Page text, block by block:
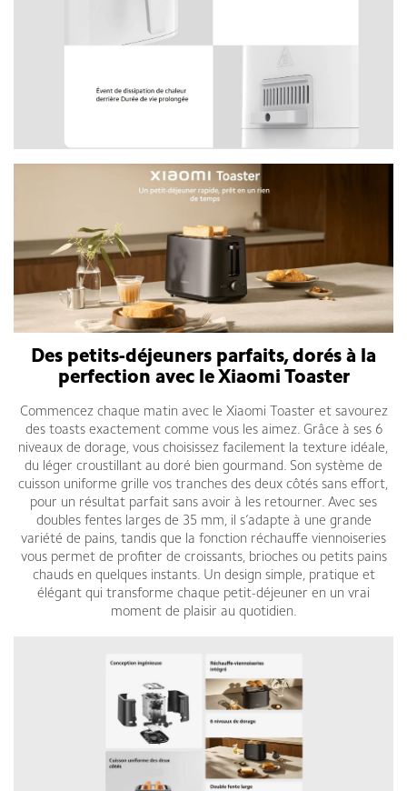
Des petits-déjeuners parfaits, dorés à la
perfection avec le Xiaomi Toaster
Commencez chaque matin avec le Xiaomi Toaster et savourez
des toasts exactement comme vous les aimez. Grâce à ses 6
niveaux de dorage, vous choisissez facilement la texture idéale,
du léger croustillant au doré bien gourmand. Son système de
cuisson uniforme grille vos tranches des deux côtés sans effort,
pour un résultat parfait sans avoir à les retourner. Avec ses
doubles fentes larges de 35 mm, il s’adapte à une grande
variété de pains, tandis que la fonction réchauffe viennoiseries
vous permet de profiter de croissants, brioches ou petits pains
chauds en quelques instants. Un design simple, pratique et
élégant qui transforme chaque petit-déjeuner en un vrai
moment de plaisir au quotidien.